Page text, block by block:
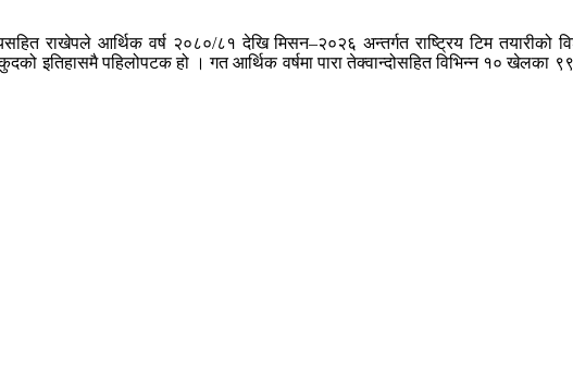
राखेपले आर्थिक वर्ष २०८०/८१ देखि मिसन–२०२६ अन्तर्गत राष्ट्रिय टिम
इतिहासमै पहिलोपटक हो । गत आर्थिक वर्षमा पारा तेक्वान्दोसहित विभिन्न १०